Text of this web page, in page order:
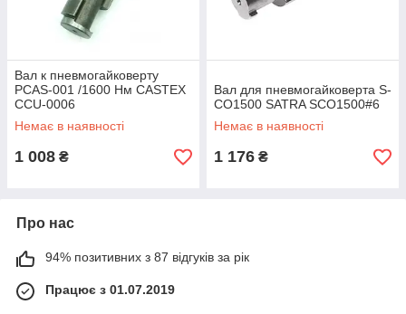
Вал к пневмогайковерту
PCAS-001 /1600 Нм CASTEX
CCU-0006
Немає в наявності
1 008 ₴
Вал для пневмогайковерта S-
CO1500 SATRA SCO1500#6
Немає в наявності
1 176 ₴
Про нас
94% позитивних з 87 відгуків за рік
Працює з 01.07.2019